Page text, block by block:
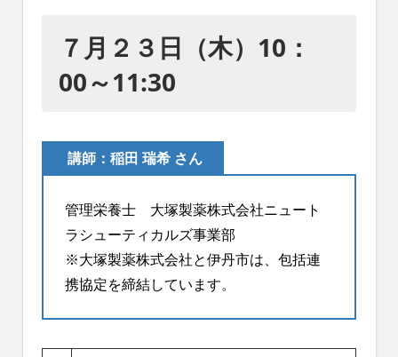
な
ち
７月２３日（木）10：
00～11:30
講師：稲田 瑞希 さん
管理栄養士 大塚製薬株式会社ニュート
ラシューティカルズ事業部
※大塚製薬株式会社と伊丹市は、包括連
携協定を締結しています。